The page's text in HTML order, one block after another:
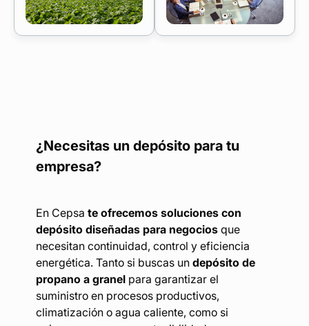
¿Necesitas un depósito para tu
empresa?
En Cepsa te ofrecemos soluciones con
depósito diseñadas para negocios que
necesitan continuidad, control y eficiencia
energética. Tanto si buscas un depósito de
propano a granel para garantizar el
suministro en procesos productivos,
climatización o agua caliente, como si